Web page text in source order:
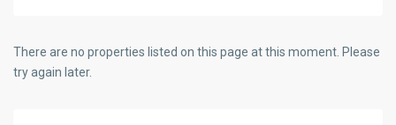
There are no properties listed on this page at this moment. Please
try again later.